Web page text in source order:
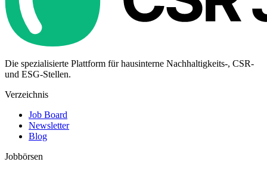
Die spezialisierte Plattform für hausinterne Nachhaltigkeits-, CSR-
und ESG-Stellen.
Verzeichnis
Job Board
Newsletter
Blog
Jobbörsen